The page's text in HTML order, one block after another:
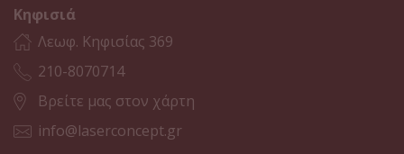
Κηφισιά
Λεωφ. Κηφισίας 369
210-8070714
Βρείτε μας στον χάρτη
info@laserconcept.gr